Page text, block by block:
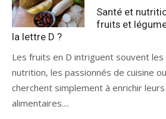
le
Santé et
fruits et
la lettre D ?
Les fruits en D intriguent souvent
nutrition, les passionnés de cuisine
cherchent simplement à enrichir
alimentaires....